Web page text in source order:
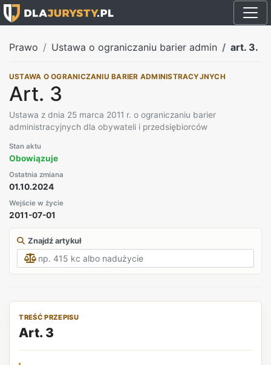
Prawo Ustawa o ograniczaniu barier admin art. 3.
USTAWA O OGRANICZANIU BARIER ADMINISTRACYJNYCH
Art. 3
Ustawa z dnia 25 marca 2011 r. o ograniczaniu barier
administracyjnych dla obywateli i przedsiębiorców
Stan aktu
Obowiązuje
Ostatnia zmiana
01.10.2024
Wejście w życie
2011-07-01
Znajdź artykuł
TREŚĆ PRZEPISU
Art. 3